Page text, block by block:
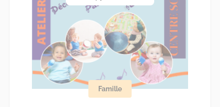
Famille